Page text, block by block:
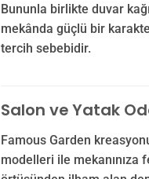
Bununla birlikte duvar
mekânda güçlü bir
tercih sebebidir.
Salon ve Yatak
Famous Garden
modelleri ile